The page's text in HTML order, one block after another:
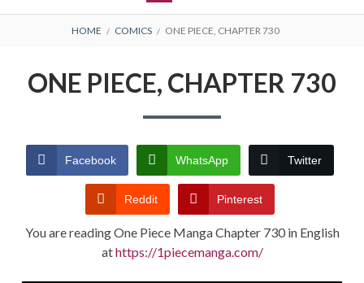
Primary
ONE PIECE
TERMS AND
CONDITIONS
BREADCRUMBS
HOME COMICS ONE PIECE, CHAPTER 730
ONE PIECE, CHAPTER 730
Facebook WhatsApp Twitter
Reddit Pinterest
You are reading One Piece Manga Chapter 730 in English
athttps://1piecemanga.com/